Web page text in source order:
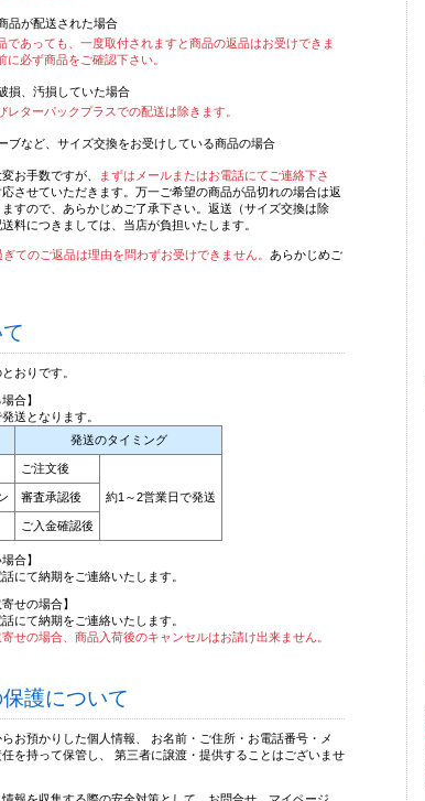
品が配送された場合
であっても、一度取付されますと商品の返品はお受けできま
に必ず商品をご確認下さい。
損、汚損していた場合
レターパックプラスでの配送は除きます。
ブなど、サイズ交換をお受けしている商品の場合
お手数ですが、
まずはメールまたはお電話にてご連絡下さ
させていただきます。万一ご希望の商品が品切れの場合は返
すので、あらかじめご了承下さい。返送（サイズ交換は除
料につきましては、当店が負担いたします。
てのご返品は理由を問わずお受けできません。 あらかじめご
おりです。
合】
送となります。
発送のタイミング
ご注文後
約1～2営業日で発送
審査承認後
ご入金確認後
合】
にて納期をご連絡いたします。
せの場合】
にて納期をご連絡いたします。
せの場合、商品入荷後のキャンセルはお請け出来ません。
護について
お預かりした個人情報、 お名前・ご住所・お電話番号・メ
を持って保管し、 第三者に譲渡・提供することはございませ